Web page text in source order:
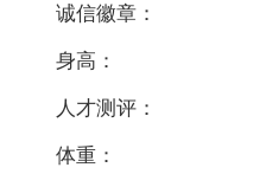
诚信徽章：
身高：
人才测评：
体重：